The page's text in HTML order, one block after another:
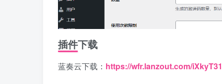
插件下载
蓝奏云下载： https://wfr.lanzout.com/